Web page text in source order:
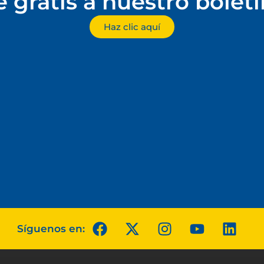
Haz clic aquí
Síguenos en: